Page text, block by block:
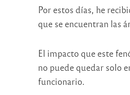
Por estos días, he
que se encuentran las
El impacto que este
no puede quedar solo
funcionario.